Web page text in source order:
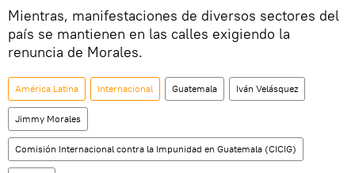
Mientras, manifestaciones de diversos sectores del
país se mantienen en las calles exigiendo la
renuncia de Morales.
América Latina Internacional Guatemala Iván Velásquez
Jimmy Morales
Comisión Internacional contra la Impunidad en Guatemala (CICIG)